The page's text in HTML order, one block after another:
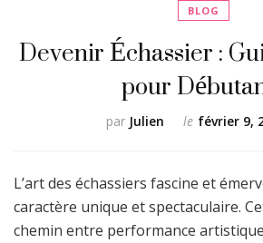
BLOG
Devenir Échassier :
pour
par Julien le février 9,
L’art des échassiers fascine et
caractère unique et spectaculaire.
chemin entre performance